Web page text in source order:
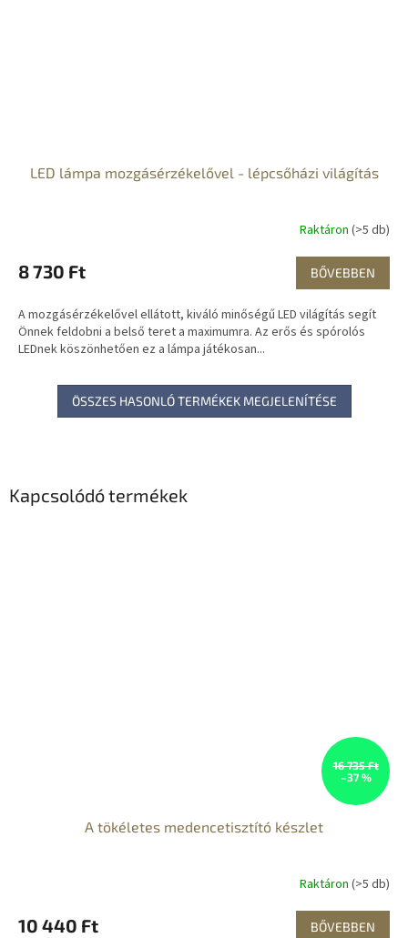
Kapcsolódó termékek
16 735 Ft
–37 %
A tökéletes medencetisztító készlet
Raktáron (>5 db)
10 440 Ft BŐVEBBEN
LED lámpa mozgásérzékelővel - lépcsőházi világítás
Raktáron (>5 db)
8 730 Ft BŐVEBBEN
A mozgásérzékelővel ellátott, kiváló minőségű LED világítás segít
Önnek feldobni a belső teret a maximumra. Az erős és spórolós
LEDnek köszönhetően ez a lámpa játékosan...
ÖSSZES HASONLÓ TERMÉKEK MEGJELENÍTÉSE